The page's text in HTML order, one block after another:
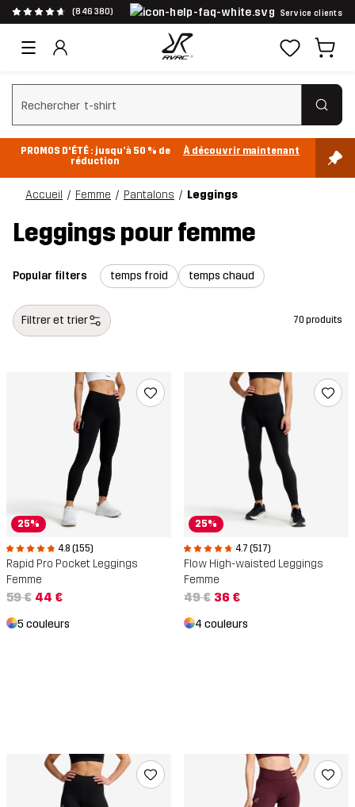
(846 380) Service clients
Effacer la recherche
PROMOS D'ÉTÉ : jusqu’à 50 % de
réduction
À découvrir maintenant
Accueil Femme Pantalons Leggings
Leggings pour femme
Popular filters temps froid temps chaud
Filtrer et trier 70 produits
25%
4.8 (155)
Rapid Pro Pocket Leggings
Femme
59 € 44 €
5 couleurs
25%
4.7 (517)
Flow High-waisted Leggings
Femme
49 € 36 €
4 couleurs